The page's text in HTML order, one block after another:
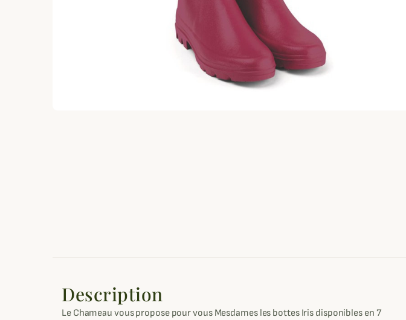
Description
Le Chameau vous propose pour vous Mesdames les bottes Iris disponibles en 7